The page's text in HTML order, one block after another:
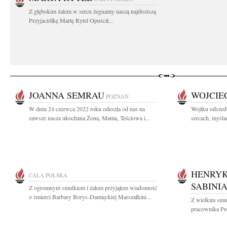
Z głębokim żalem w sercu żegnamy naszą najdroższą
Przyjaciółkę Martę Rytel Opuścił...
JOANNA SEMRAU POZNAŃ
W dniu 24 czerwca 2022 roku odeszła od nas na
zawsze nasza ukochana Żona, Mama, Teściowa i...
Wojtku
sercach,
CAŁA POLSKA
Z ogromnym smutkiem i żalem przyjąłem wiadomość
o śmierci Barbary Borys-Damięckiej Marszałkini...
Z wielkim
pracownika